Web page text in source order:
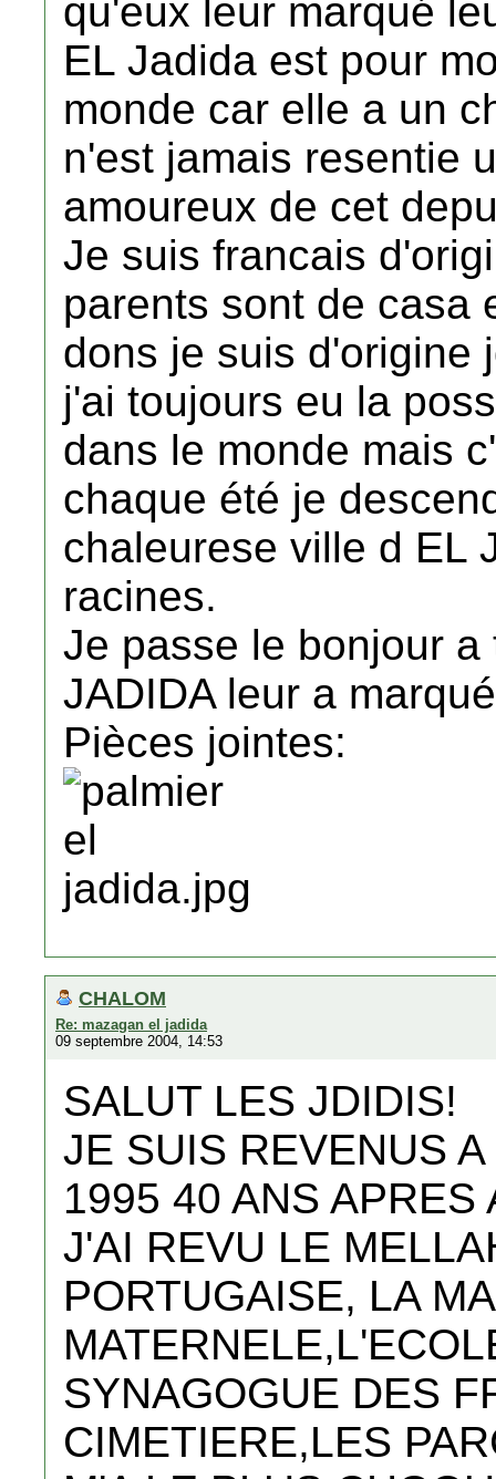
qu'eux leur marqué
EL Jadida est pour
monde car elle a un
n'est jamais resentie
amoureux de cet
Je suis francais
parents sont de casa
dons je suis d'origine
j'ai toujours eu la
dans le monde mais
chaque été je
chaleurese ville d EL
racines.
Je passe le bonjour
JADIDA leur a
Pièces jointes:
CHALOM
Re: mazagan el jadida
09 septembre 2004, 14:53
SALUT LES JDIDIS!
JE SUIS REVENUS
1995 40 ANS APRES
J'AI REVU LE
PORTUGAISE, LA
SYNAGOGUE DES
CIMETIERE,LES